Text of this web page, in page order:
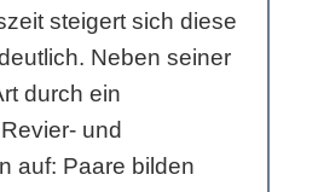
steigert sich diese
Neben seiner
durch ein
und
auf: Paare bilden